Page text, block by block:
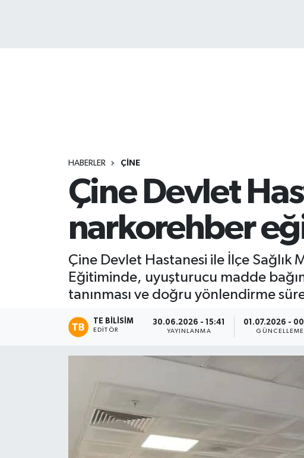
HABERLER ÇİNE
Çine Devlet
narkorehber
Çine Devlet Hastanesi ile İlçe
Eğitiminde, uyuşturucu madde
tanınması ve doğru yönlendirme
TE BILISIM
EDITÖR
30.06.2026 - 15:41
YAYINLANMA
01.07.2026 -
GÜNCELLEME